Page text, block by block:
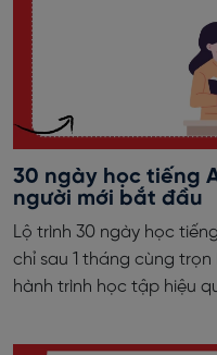
30 ngày học tiếng
người mới bắt đầu
Lộ trình 30 ngày học
chỉ sau 1 tháng cùng
hành trình học tập hiệu